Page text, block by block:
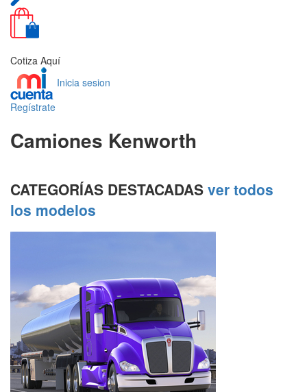
Cotiza Aquí
Inicia sesion
Regístrate
Camiones Kenworth
CATEGORÍAS DESTACADAS ver todos
los modelos